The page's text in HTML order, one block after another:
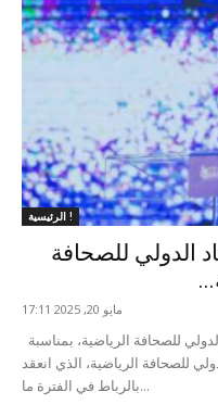
الرئيسية !
الدولي للصحافة
مايو 20, 2025 17:11
87 للإتحاد الدولي للصحافة الرياضية، الذي انعقد
بالرباط في الفترة ما...